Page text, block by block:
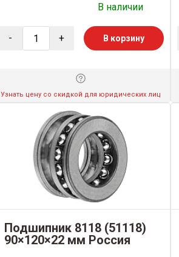
В наличии
- + В корзину
Узнать цену со скидкой для юридических лиц
Подшипник 8118 (51118)
90×120×22 мм Россия